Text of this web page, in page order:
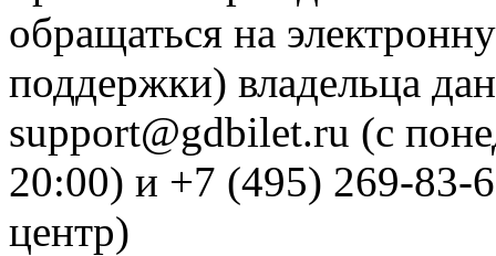
обращаться на
поддержки) владельца
support@gdbilet.ru (с
20:00) и +7 (495) 269-83-
центр)